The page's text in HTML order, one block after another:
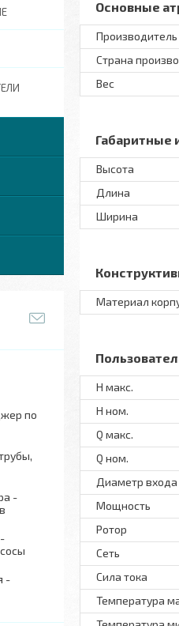
Основные
Производитель
Страна
Вес
Габаритные
Высота
Длина
Ширина
Материал
H макс.
H ном.
Q макс.
Q ном.
Диаметр входа
Мощность
Ротор
Сеть
Сила тока
Температура
по
-
-